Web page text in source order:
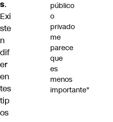
s.
Exi
ste
n
dif
er
en
tes
tip
os
público
o
privado
me
parece
que
es
menos
importante"